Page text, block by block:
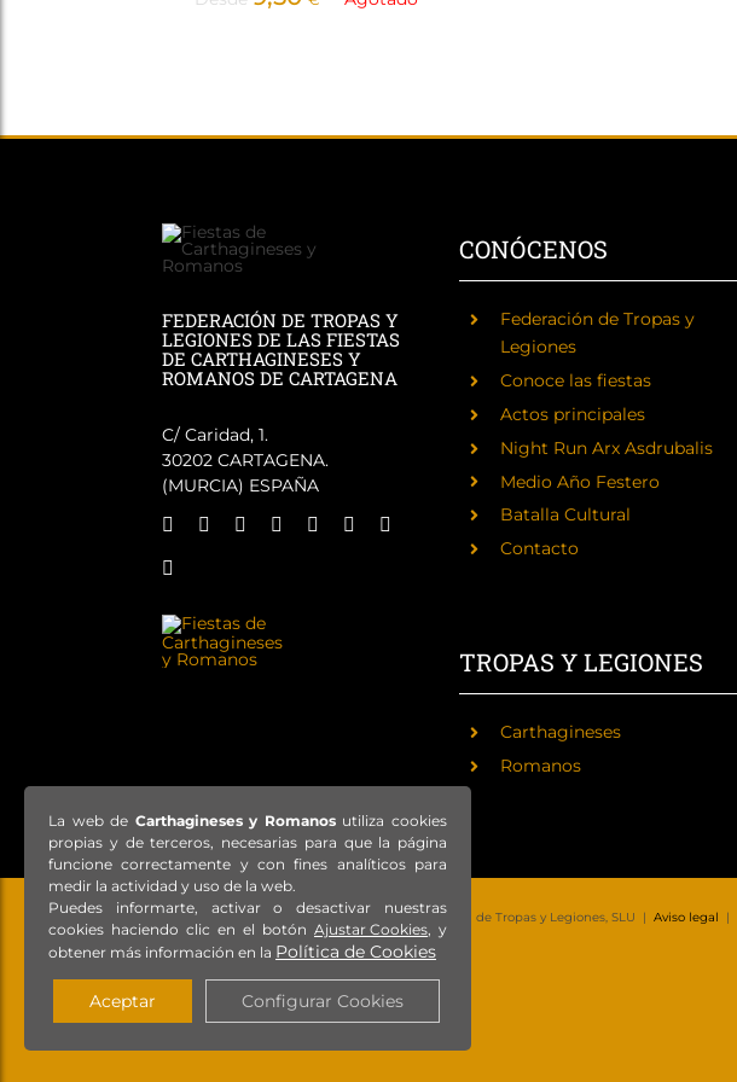
FEDERACIÓN DE TROPAS Y
LEGIONES DE LAS FIESTAS
DE CARTHAGINESES Y
ROMANOS DE CARTAGENA
C/ Caridad, 1.
30202 CARTAGENA.
(MURCIA) ESPAÑA
CONÓCENOS
Federación de Tropas y
Legiones
Conoce las fiestas
Actos principales
Night Run Arx Asdrubalis
Medio Año Festero
Batalla Cultural
Contacto
TROPAS Y LEGIONES
Carthagineses
Romanos
© Copyright 2021 – Todos los derechos reservados – Federación de Tropas y Legiones, SLU | Aviso legal |
La web de Carthagineses y Romanosutiliza cookies
propias y de terceros, necesarias para que la página
funcione correctamente y con fines analíticos para
medir la actividad y uso de la web.
Puedes informarte, activar o desactivar nuestras
cookies haciendo clic en el botón Ajustar Cookies, y
obtener más información en la Política de Cookies
Aceptar Configurar Cookies